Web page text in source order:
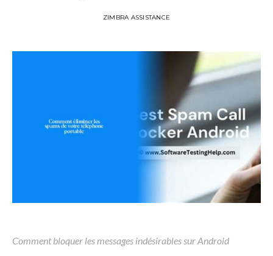
ZIMBRA ASSISTANCE
Comment bloquer les messages indésirables sur Android